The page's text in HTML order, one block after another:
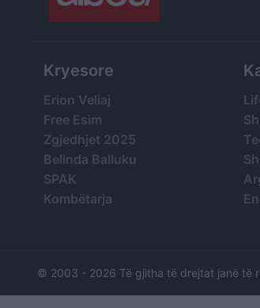
Kryesore
Erion Veliaj
Free Esim
Zgjedhjet 2025
Belinda Balluku
SPAK
Kombëtarja
© 2003 - 2026 Të gjitha të drejtat janë të